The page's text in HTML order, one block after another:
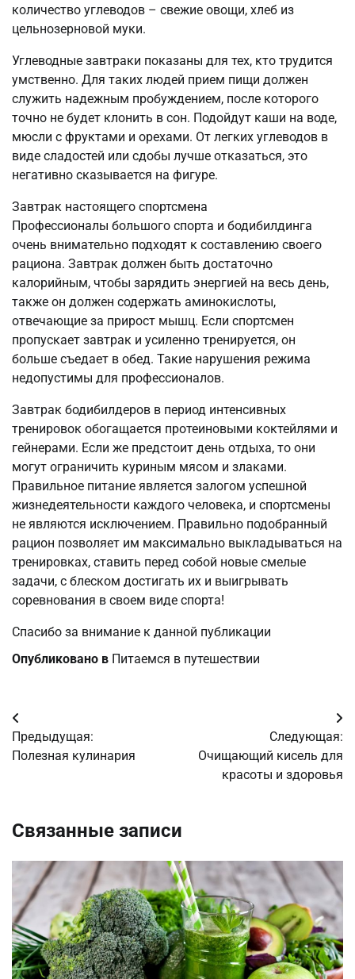
количество углеводов – свежие овощи, хлеб из
цельнозерновой муки.
Углеводные завтраки показаны для тех, кто трудится
умственно. Для таких людей прием пищи должен
служить надежным пробуждением, после которого
точно не будет клонить в сон. Подойдут каши на воде,
мюсли с фруктами и орехами. От легких углеводов в
виде сладостей или сдобы лучше отказаться, это
негативно сказывается на фигуре.
Завтрак настоящего спортсмена
Профессионалы большого спорта и бодибилдинга
очень внимательно подходят к составлению своего
рациона. Завтрак должен быть достаточно
калорийным, чтобы зарядить энергией на весь день,
также он должен содержать аминокислоты,
отвечающие за прирост мышц. Если спортсмен
пропускает завтрак и усиленно тренируется, он
больше съедает в обед. Такие нарушения режима
недопустимы для профессионалов.
Завтрак бодибилдеров в период интенсивных
тренировок обогащается протеиновыми коктейлями и
гейнерами. Если же предстоит день отдыха, то они
могут ограничить куриным мясом и злаками.
Правильное питание является залогом успешной
жизнедеятельности каждого человека, и спортсмены
не являются исключением. Правильно подобранный
рацион позволяет им максимально выкладываться на
тренировках, ставить перед собой новые смелые
задачи, с блеском достигать их и выигрывать
соревнования в своем виде спорта!
Спасибо за внимание к данной публикации
Опубликовано в Питаемся в путешествии
Навигация
по
Предыдущая:
Полезная кулинария
Следующая:
Очищающий кисель для
красоты и здоровья
Связанные записи